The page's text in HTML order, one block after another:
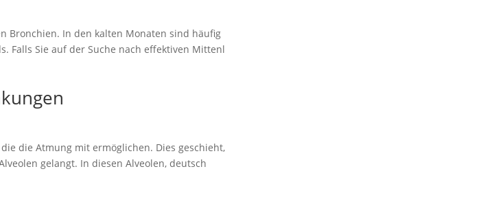
Bronchien. In den kalten Monaten sind häufig
Falls Sie auf der Suche nach effektiven Mittenl
die Atmung mit ermöglichen. Dies geschieht,
gelangt. In diesen Alveolen, deutsch